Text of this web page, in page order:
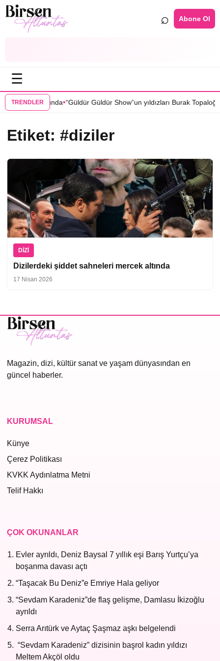
⌕ Abone Ol
☰
TRENDLER
dizisi kadrosunda•“Güldür Güldür Show”un yıldızları Burak
Etiket: #diziler
DIZI
Dizilerdeki şiddet sahneleri mercek altında
17 Nisan 2026
Magazin, dizi, kültür sanat ve yaşam dünyasından en
güncel haberler.
KURUMSAL
Künye
Çerez Politikası
KVKK Aydınlatma Metni
Telif Hakkı
ÇOK OKUNANLAR
Evler ayrıldı, Deniz Baysal 7 yıllık eşi Barış Yurtçu’ya
boşanma davası açtı
“Taşacak Bu Deniz”e Emriye Hala geliyor
“Sevdam Karadeniz”de flaş gelişme, Damlasu İkizoğlu
ayrıldı
Serra Arıtürk ve Aytaç Şaşmaz aşkı belgelendi
“Sevdam Karadeniz” dizisinin başrol kadın yıldızı
Meltem Akçöl oldu